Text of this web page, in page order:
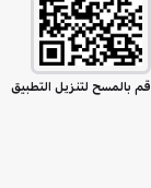
قم بالمسح لتنزيل التطبيق